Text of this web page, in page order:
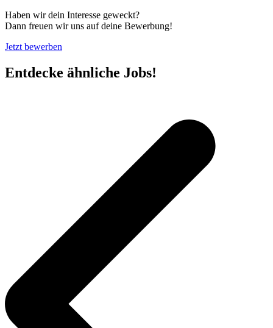
Haben wir dein Interesse geweckt?
Dann freuen wir uns auf deine Bewerbung!
Jetzt bewerben
Entdecke ähnliche Jobs!